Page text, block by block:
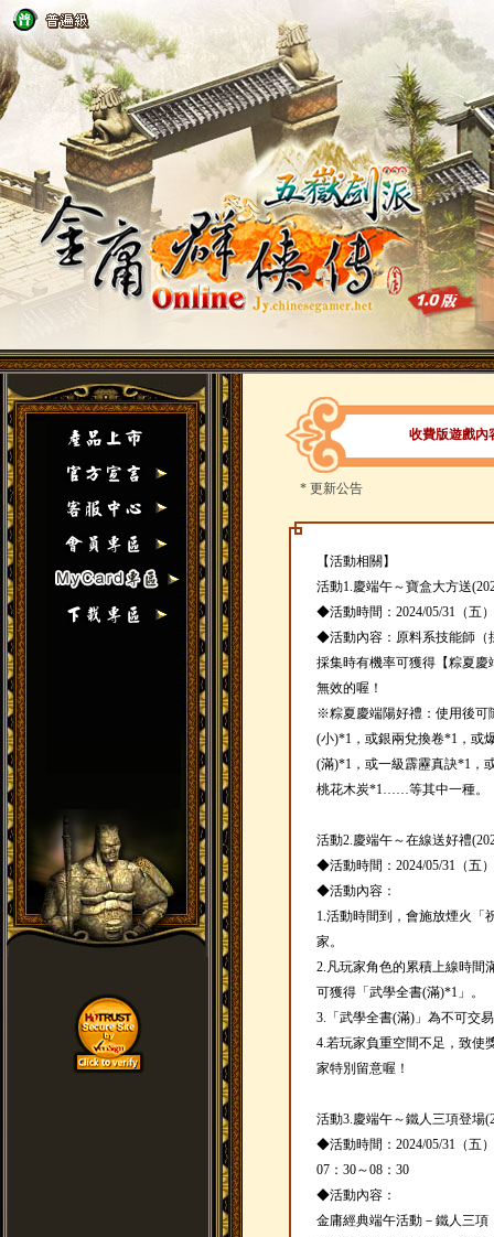
收費版遊戲內
* 更新公告
【活動相關】
活動1.慶端午～寶盒大方送
◆活動時間：2024/05/31（五
◆活動內容：原料系技能師（
採集時有機率可獲得【粽夏
無效的喔！
※粽夏慶端陽好禮：使用後可
(小)*1，或銀兩兌換卷*1，或
(滿)*1，或一級霹靂真訣*1，
桃花木炭*1……等其中一種。
活動2.慶端午～在線送好禮
◆活動時間：2024/05/31（五
◆活動內容：
1.活動時間到，會施放煙火「
家。
2.凡玩家角色的累積上線時間
可獲得「武學全書(滿)*1」。
3.「武學全書(滿)」為不可交
4.若玩家負重空間不足，致使
家特別留意喔！
活動3.慶端午～鐵人三項登場
◆活動時間：2024/05/31（五
07：30～08：30
◆活動內容：
金庸經典端午活動－鐵人三